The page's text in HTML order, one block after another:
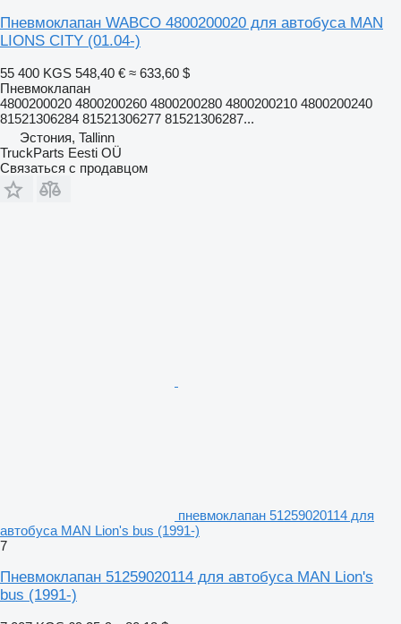
Пневмоклапан WABCO 4800200020 для автобуса MAN
LIONS CITY (01.04-)
55 400 KGS 548,40 € ≈ 633,60 $
Пневмоклапан
4800200020 4800200260 4800200280 4800200210 4800200240
81521306284 81521306277 81521306287...
Эстония, Tallinn
TruckParts Eesti OÜ
Связаться с продавцом
пневмоклапан 51259020114 для
автобуса MAN Lion's bus (1991-)
7
Пневмоклапан 51259020114 для автобуса MAN Lion's
bus (1991-)